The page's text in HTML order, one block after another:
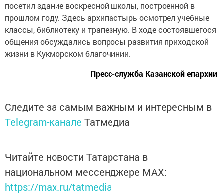
посетил здание воскресной школы, построенной в
прошлом году. Здесь архипастырь осмотрел учебные
классы, библиотеку и трапезную. В ходе состоявшегося
общения обсуждались вопросы развития приходской
жизни в Кукморском благочинии.
Пресс-служба Казанской епархии
Следите за самым важным и интересным в
Telegram-канале Татмедиа
Читайте новости Татарстана в
национальном мессенджере MАХ:
https://max.ru/tatmedia